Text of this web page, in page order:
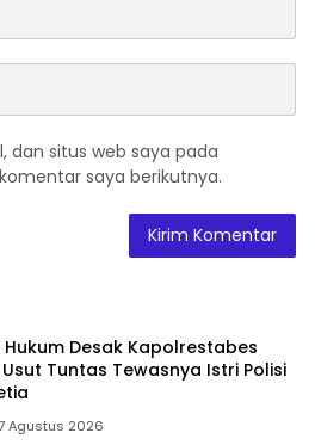
dan situs web saya pada
saya berikutnya.
Hukum Desak Kapolrestabes
Tuntas Tewasnya Istri Polisi
Agustus 2026